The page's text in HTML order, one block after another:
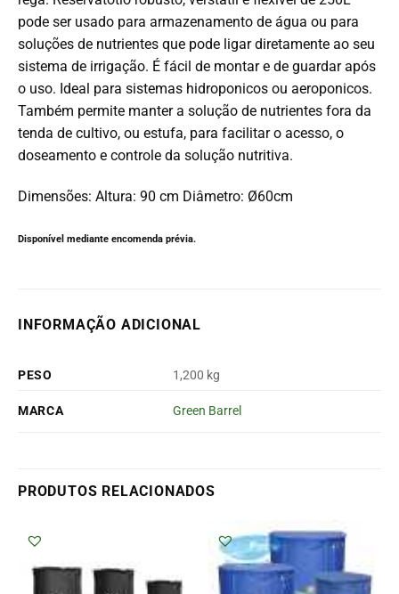
pode ser usado para armazenamento de água ou para
soluções de nutrientes que pode ligar diretamente ao seu
sistema de irrigação. É fácil de montar e de guardar após
o uso. Ideal para sistemas hidroponicos ou aeroponicos.
Também permite manter a solução de nutrientes fora da
tenda de cultivo, ou estufa, para facilitar o acesso, o
doseamento e controle da solução nutritiva.
Dimensões: Altura: 90 cm Diâmetro: Ø60cm
Disponível mediante encomenda prévia.
INFORMAÇÃO ADICIONAL
PESO 1,200 kg
MARCA Green Barrel
PRODUTOS RELACIONADOS